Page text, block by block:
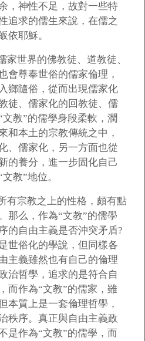
，神性不足，故對一些特
追求的儒生來說，在儒之
依耶穌。
家世界的佛教徒、道教徒、
會尊奉世俗的儒家倫理，
鄉隨俗，從而出現儒家化
徒、儒家化的回教徒、儒
教”的儒學身段柔軟，潤
和本土的宗教傳統之中，
、儒家化，另一方面也從
的養分，進一步固化自己
教”地位。
有宗教之上的性格，頗有點
那么，作為“文教”的儒學
的自由主義是否沖突矛盾?
世俗化的學說，但同樣各
主義雖然也有自己的倫理
治哲學，追求的是符合自
而作為“文教”的儒家，雖
本質上是一套倫理哲學，
秩序。真正與自由主義政
是作為“文教”的儒學，而